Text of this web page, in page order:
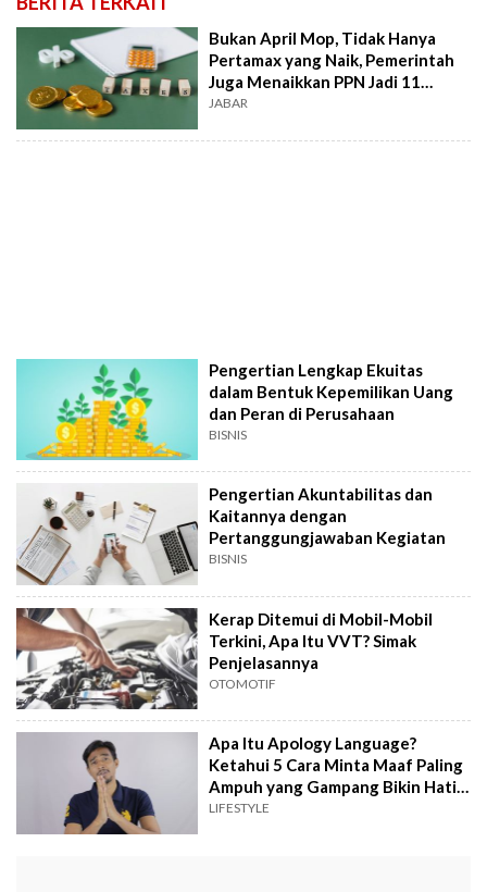
Bukan April Mop, Tidak Hanya
Pertamax yang Naik, Pemerintah
Juga Menaikkan PPN Jadi 11
Persen
JABAR
Pengertian Lengkap Ekuitas
dalam Bentuk Kepemilikan Uang
dan Peran di Perusahaan
BISNIS
Pengertian Akuntabilitas dan
Kaitannya dengan
Pertanggungjawaban Kegiatan
BISNIS
Kerap Ditemui di Mobil-Mobil
Terkini, Apa Itu VVT? Simak
Penjelasannya
OTOMOTIF
Apa Itu Apology Language?
Ketahui 5 Cara Minta Maaf Paling
Ampuh yang Gampang Bikin Hati
Luluh
LIFESTYLE